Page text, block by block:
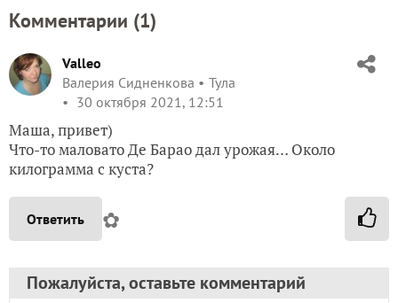
Комментарии (1)
Valleo
Валерия Сидненкова
Тула
30 октября 2021, 12:51
Маша, привет)
Что-то маловато Де Барао дал урожая… Около
килограмма с куста?
Ответить ✿
Пожалуйста, оставьте комментарий